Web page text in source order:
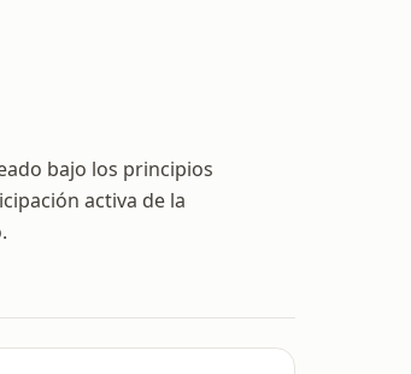
bajo los principios
activa de la